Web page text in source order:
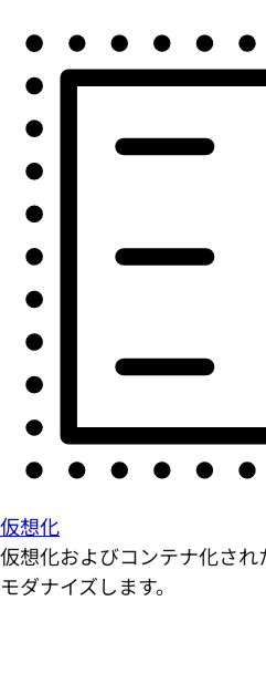
仮想化
仮想化およびコンテナ化さ
モダナイズします。